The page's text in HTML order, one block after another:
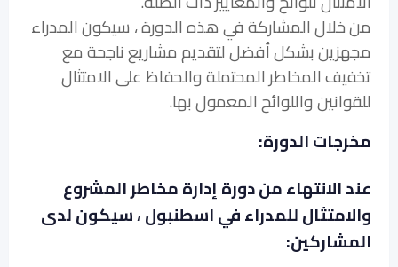
من خلال المشاركة في هذه الدورة ، سيكون المدراء
مجهزين بشكل أفضل لتقديم مشاريع ناجحة مع
تخفيف المخاطر المحتملة والحفاظ على الامتثال
للقوانين واللوائح المعمول بها.
مخرجات الدورة:
عند الانتهاء من دورة إدارة مخاطر المشروع
والامتثال للمدراء في اسطنبول ، سيكون لدى
المشاركين: